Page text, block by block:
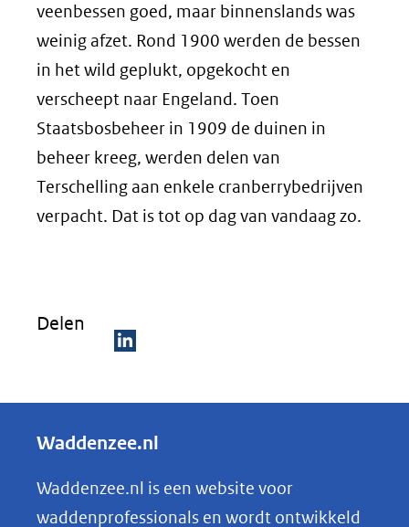
veenbessen goed, maar binnenslands was
weinig afzet. Rond 1900 werden de bessen
in het wild geplukt, opgekocht en
verscheept naar Engeland. Toen
Staatsbosbeheer in 1909 de duinen in
beheer kreeg, werden delen van
Terschelling aan enkele cranberrybedrijven
verpacht. Dat is tot op dag van vandaag zo.
Delen
e
e
n
o
Waddenzee.nl
Waddenzee.nl is een website voor
waddenprofessionals en wordt ontwikkeld